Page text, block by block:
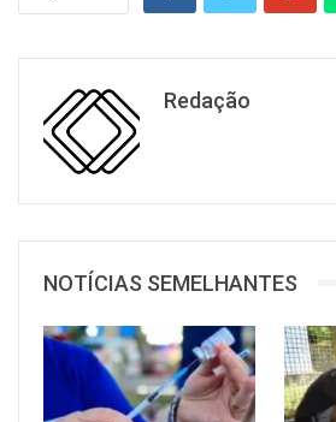
Redação
NOTÍCIAS SEMELHANTES